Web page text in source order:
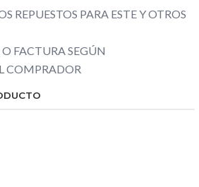
REPUESTOS PARA ESTE Y OTROS
FACTURA SEGÚN
COMPRADOR